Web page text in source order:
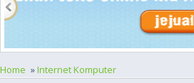
Home »Internet Komputer